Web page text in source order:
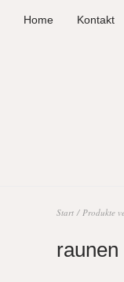
Home Kontakt
Start / Produkte
raunen